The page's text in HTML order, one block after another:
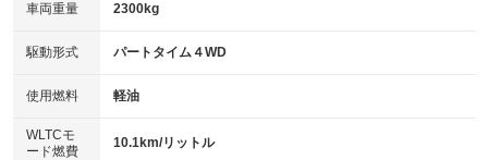
アイドリングストップ
：装備なし
USB入力端子
：装備あり
100V電源
：装備なし
センターデフロック
：装備あり
キーレス
HID(キセノンライト)
：装備なし
バックカメラ
：装備あり
エアロ
：装備なし
車両重量 2300kg
駆動形式 パートタイム４WD
使用燃料 軽油
WLTCモ
ード燃費
10.1km/リットル